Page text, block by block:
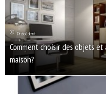
Précédent
Comment choisir des objets et
maison?